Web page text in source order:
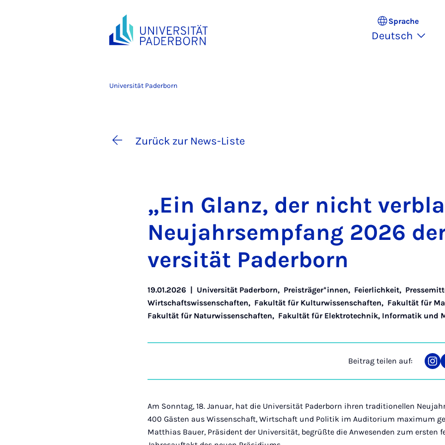
Sprache
Deutsch
Universität Paderborn
Zurück zur News-Liste
„Ein Glanz, der nicht
Neu­jahrs­emp­fang 2026
ver­si­tät Pa­der­born
19.01.2026 | Universität Paderborn, Preisträger*innen, Feierlichkeit,
Wirtschaftswissenschaften, Fakultät für Kulturwissenschaften, Fakultät für
Fakultät für Naturwissenschaften, Fakultät für Elektrotechnik, Informatik und
Beitrag teilen auf:
auf
Am Sonntag, 18. Januar, hat die Universität Paderborn ihren traditionellen
400 Gästen aus Wissenschaft, Wirtschaft und Politik im Auditorium maximum
Matthias Bauer, Präsident der Universität, begrüßte die Anwesenden zum ersten